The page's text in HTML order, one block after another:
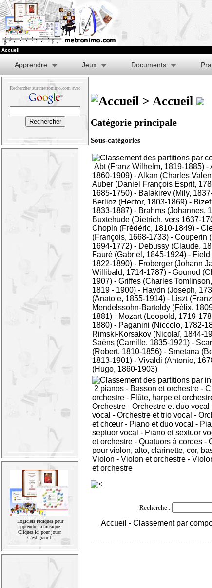
Accueil
Apprendre Jeux Documents
Rechercher sur metronimo.com avec
Logiciels ludiques pour
apprendre la musique.
Cliquez ici pour jouer.
C'est gratuit!
> Accueil
Catégorie principale
Sous-catégories
Abt (Franz Wilhelm, 1819-1885) -
1860-1909) -Alkan (Charles
Auber (Daniel François Esprit,
1685-1750) - Balakirev (Mily,
Berlioz (Hector, 1803-1869) -
1833-1887) - Brahms (Johannes,
Buxtehude (Dietrich, vers 1637-
Chopin (Frédéric, 1810-1849) -
(François, 1668-1733) - Couperin
1694-1772) - Debussy (Claude,
Fauré (Gabriel, 1845-1924) - Field
1822-1890) - Froberger (Johann
Willibald, 1714-1787) - Gounod
1907) - Griffes (Charles
1819 - 1900) - Haydn (Joseph,
(Anatole, 1855-1914) - Liszt
Mendelssohn-Bartoldy (Félix,
1881) - Mozart (Leopold, 1719-
1880) - Paganini (Niccolo, 1782-
Rimski-Korsakov (Nicolaï, 1844-
Saëns (Camille, 1835-1921) -
(Robert, 1810-1856) - Smetana
1813-1901) - Vivaldi (Antonio,
(Hugo, 1860-1903)
2 pianos - Basson et orchestre -
orchestre - Flûte, harpe et
Orchestre - Orchestre et duo vocal
vocal - Orchestre et trio vocal -
et chœur - Piano et duo vocal -
septuor vocal - Piano et sextuor
et orchestre - Quatuors à cordes -
pour violon, alto, clarinette, cor,
Violon - Violon et orchestre -
et orchestre
Recherche :
Accueil - Classement par